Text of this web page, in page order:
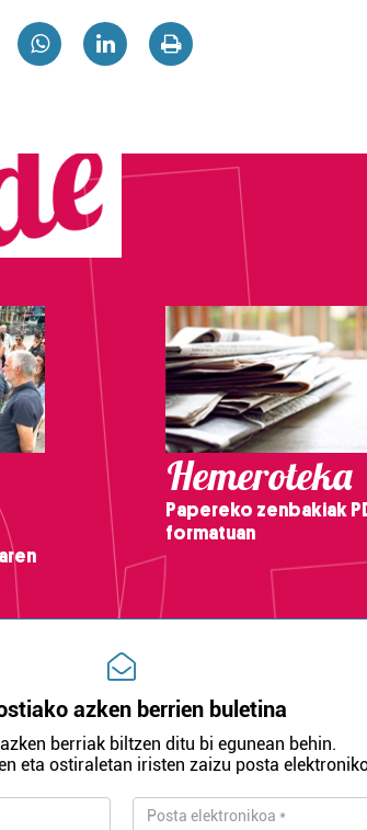
Hemeroteka
Papereko zenbakiak
formatuan
azken berrien buletina
berriak biltzen ditu bi egunean behin.
eta ostiraletan iristen zaizu posta